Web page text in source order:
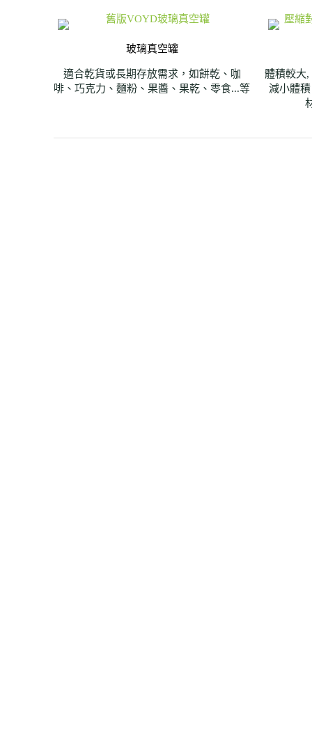
玻璃真空罐
適合乾貨或長期存放需求，如餅乾、咖
啡、巧克力、麵粉、果醬、果乾、零食...等
體積較大,
減小體